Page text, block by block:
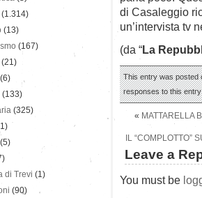
di Casaleggio
un’intervista tv
(da “La
This entry was posted
responses to this
« MATTARELLA
IL “COMPLOTTO”
Leave a
You must be
(1.314)
(13)
(167)
(21)
(6)
(133)
(325)
(5)
di Trevi (1)
(90)